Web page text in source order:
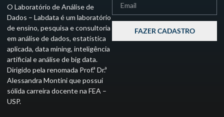
O Laboratório de Análise de
Dados – Labdata é um laboratório
de ensino, pesquisa e consultoria
em análise de dados, estatística
aplicada, data mining, inteligência
artificial e análise de big data.
Dirigido pela renomada Prof.ª Dr.ª
Alessandra Montini que possui
sólida carreira docente na FEA –
USP.
FAZER CADASTRO